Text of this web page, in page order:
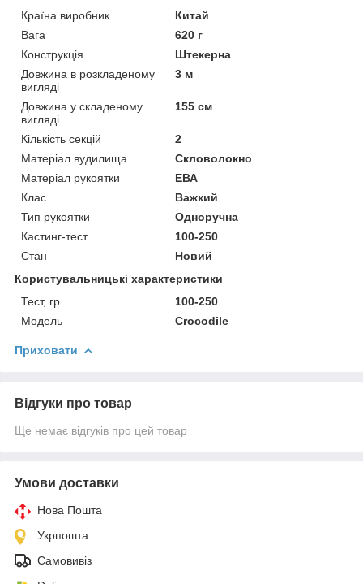
Країна виробник
Китай
Вага
620 г
Конструкція
Штекерна
Довжина в розкладеному
вигляді
3 м
Довжина у складеному
вигляді
155 см
Кількість секцій
2
Матеріал вудилища
Скловолокно
Матеріал рукоятки
ЕВА
Клас
Важкий
Тип рукоятки
Одноручна
Кастинг-тест
100-250
Стан
Новий
Користувальницькі характеристики
Тест, гр
100-250
Модель
Crocodile
Приховати
Відгуки про товар
Ще немає відгуків про цей товар
Умови доставки
Нова Пошта
Укрпошта
Самовивіз